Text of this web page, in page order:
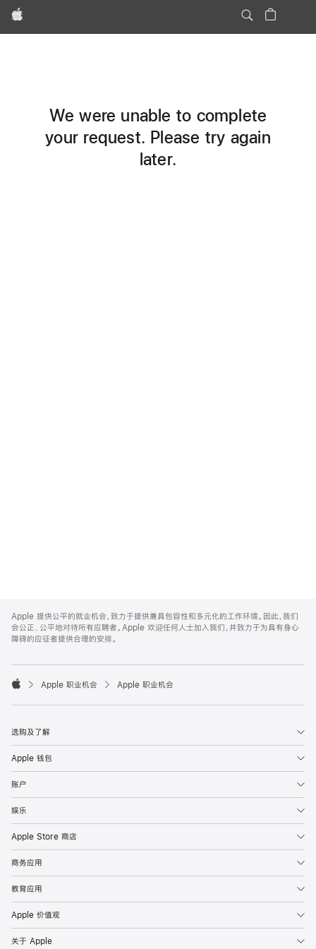
Apple
We were unable to complete
your request. Please try again
later.
Footer
Apple 提供公平的就业机会，致力于提供兼具包容性和多元化的工作环境。因此，我们
会公正、公平地对待所有应聘者。Apple 欢迎任何人士加入我们，并致力于为具有身心
障碍的应征者提供合理的安排。

Apple 职业机会 Apple 职业机会
选购及了解
Apple 钱包
账户
娱乐
Apple Store 商店
商务应用
教育应用
Apple 价值观
关于 Apple